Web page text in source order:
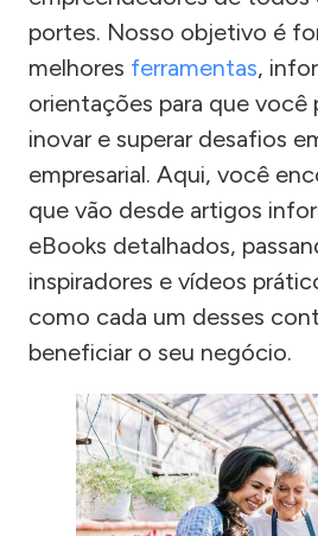
portes. Nosso objetivo é
melhores ferramentas,
orientações para que você
inovar e superar desafios
empresarial. Aqui, você
que vão desde artigos
eBooks detalhados,
inspiradores e vídeos
como cada um desses
beneficiar o seu negócio.